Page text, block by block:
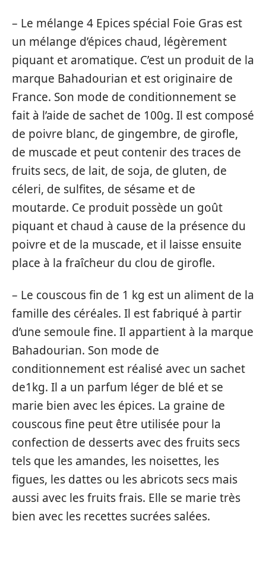
– Le mélange 4 Epices spécial Foie Gras est
un mélange d’épices chaud, légèrement
piquant et aromatique. C’est un produit de la
marque Bahadourian et est originaire de
France. Son mode de conditionnement se
fait à l’aide de sachet de 100g. Il est composé
de poivre blanc, de gingembre, de girofle,
de muscade et peut contenir des traces de
fruits secs, de lait, de soja, de gluten, de
céleri, de sulfites, de sésame et de
moutarde. Ce produit possède un goût
piquant et chaud à cause de la présence du
poivre et de la muscade, et il laisse ensuite
place à la fraîcheur du clou de girofle.
– Le couscous fin de 1 kg est un aliment de la
famille des céréales. Il est fabriqué à partir
d’une semoule fine. Il appartient à la marque
Bahadourian. Son mode de
conditionnement est réalisé avec un sachet
de1kg. Il a un parfum léger de blé et se
marie bien avec les épices. La graine de
couscous fine peut être utilisée pour la
confection de desserts avec des fruits secs
tels que les amandes, les noisettes, les
figues, les dattes ou les abricots secs mais
aussi avec les fruits frais. Elle se marie très
bien avec les recettes sucrées salées.